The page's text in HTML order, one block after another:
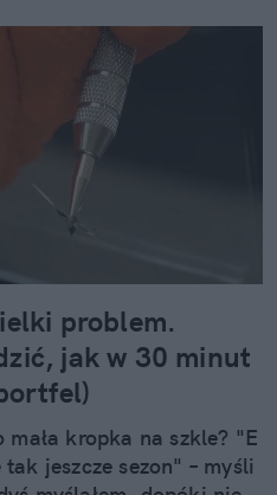
problem.
jak w 30 minut
kropka na szkle? "E
jeszcze sezon" – myśli